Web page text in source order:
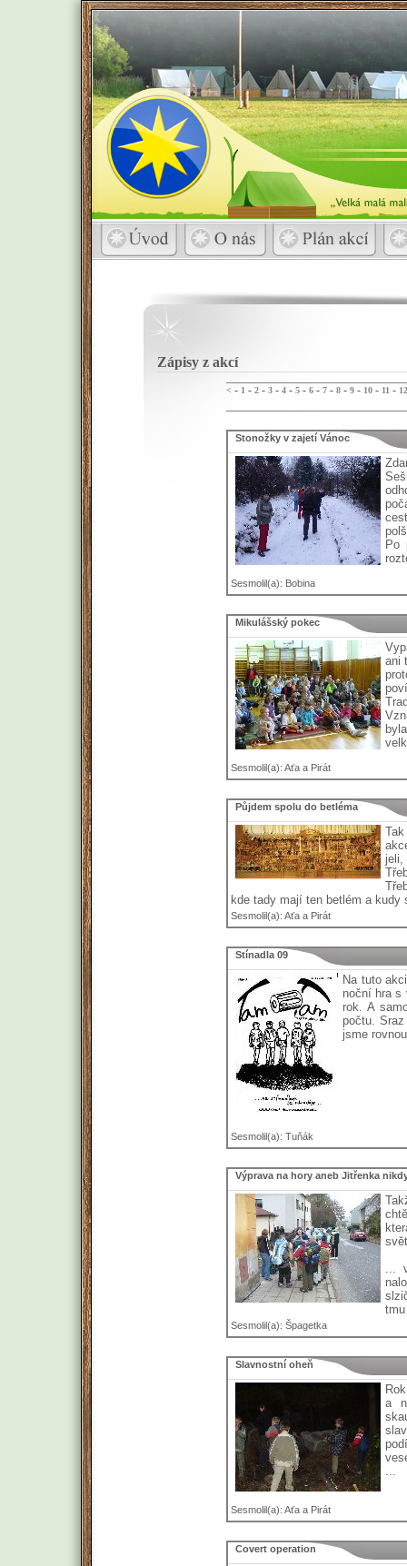
Zápisy z akcí
< - 1 - 2 - 3 - 4 - 5 - 6 - 7 - 8 - 9 - 10 - 11 - 12
Stonožky v zajetí Vánoc
Po
Sesmolil(a): Bobina
Mikulášský pokec
ani
Sesmolil(a): Aťa a Pirát
Půjdem spolu do betléma
kde tady mají ten betlém a kudy
Sesmolil(a): Aťa a Pirát
Stínadla 09
Na tuto
noční hra s
rok. A
počtu.
jsme
Sesmolil(a): Tuňák
Výprava na hory aneb Jitřenka
...
Sesmolil(a): Špagetka
Slavnostní oheň
a
...
Sesmolil(a): Aťa a Pirát
Covert operation